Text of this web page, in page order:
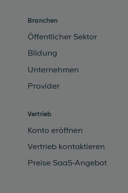
Branchen
Öffentlicher Sektor
Bildung
Unternehmen
Provider
Vertrieb
Konto eröffnen
Vertrieb kontaktieren
Preise SaaS-Angebot